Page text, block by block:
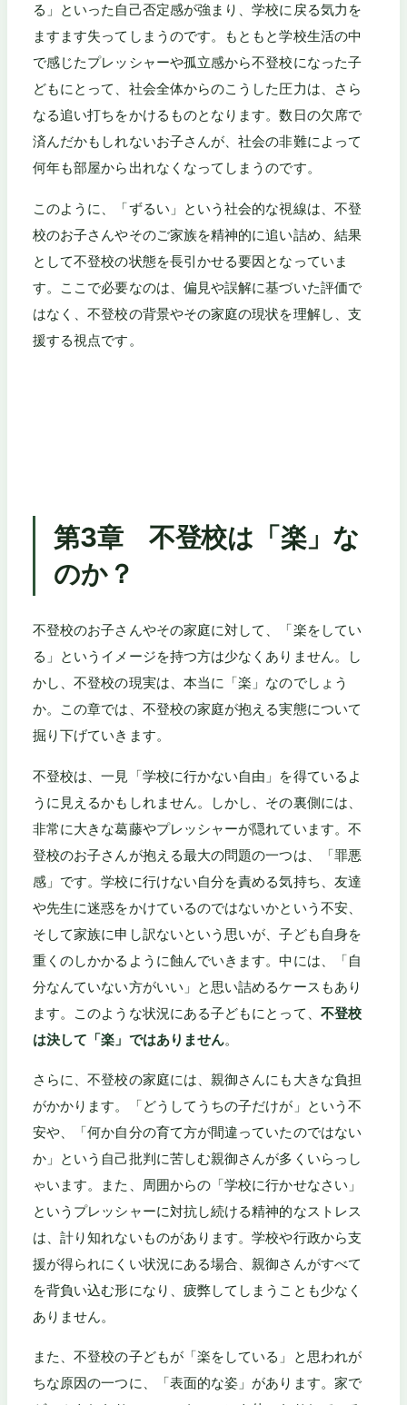
る」といった自己否定感が強まり、学校に戻る気力を
ますます失ってしまうのです。もともと学校生活の中
で感じたプレッシャーや孤立感から不登校になった子
どもにとって、社会全体からのこうした圧力は、さら
なる追い打ちをかけるものとなります。数日の欠席で
済んだかもしれないお子さんが、社会の非難によって
何年も部屋から出れなくなってしまうのです。
このように、「ずるい」という社会的な視線は、不登
校のお子さんやそのご家族を精神的に追い詰め、結果
として不登校の状態を長引かせる要因となっていま
す。ここで必要なのは、偏見や誤解に基づいた評価で
はなく、不登校の背景やその家庭の現状を理解し、支
援する視点です。
第3章 不登校は「楽」な
のか？
不登校のお子さんやその家庭に対して、「楽をしてい
る」というイメージを持つ方は少なくありません。し
かし、不登校の現実は、本当に「楽」なのでしょう
か。この章では、不登校の家庭が抱える実態について
掘り下げていきます。
不登校は、一見「学校に行かない自由」を得ているよ
うに見えるかもしれません。しかし、その裏側には、
非常に大きな葛藤やプレッシャーが隠れています。不
登校のお子さんが抱える最大の問題の一つは、「罪悪
感」です。学校に行けない自分を責める気持ち、友達
や先生に迷惑をかけているのではないかという不安、
そして家族に申し訳ないという思いが、子ども自身を
重くのしかかるように蝕んでいきます。中には、「自
分なんていない方がいい」と思い詰めるケースもあり
ます。このような状況にある子どもにとって、 不登校
は決して「楽」ではありません。
さらに、不登校の家庭には、親御さんにも大きな負担
がかかります。「どうしてうちの子だけが」という不
安や、「何か自分の育て方が間違っていたのではない
か」という自己批判に苦しむ親御さんが多くいらっし
ゃいます。また、周囲からの「学校に行かせなさい」
というプレッシャーに対抗し続ける精神的なストレス
は、計り知れないものがあります。学校や行政から支
援が得られにくい状況にある場合、親御さんがすべて
を背負い込む形になり、疲弊してしまうことも少なく
ありません。
また、不登校の子どもが「楽をしている」と思われが
ちな原因の一つに、「表面的な姿」があります。家で